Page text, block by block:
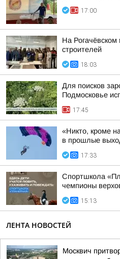
17:00
На
строителей
18:03
Для поисков
Подмосковье
17:45
«Никто, кроме
в прошлые
17:33
Спортшкола
чемпионы
15:13
ЛЕНТА НОВОСТЕЙ
Москвич